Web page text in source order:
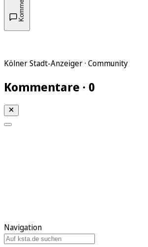
Kölner Stadt-Anzeiger · Community
Kommentare · 0
Navigation